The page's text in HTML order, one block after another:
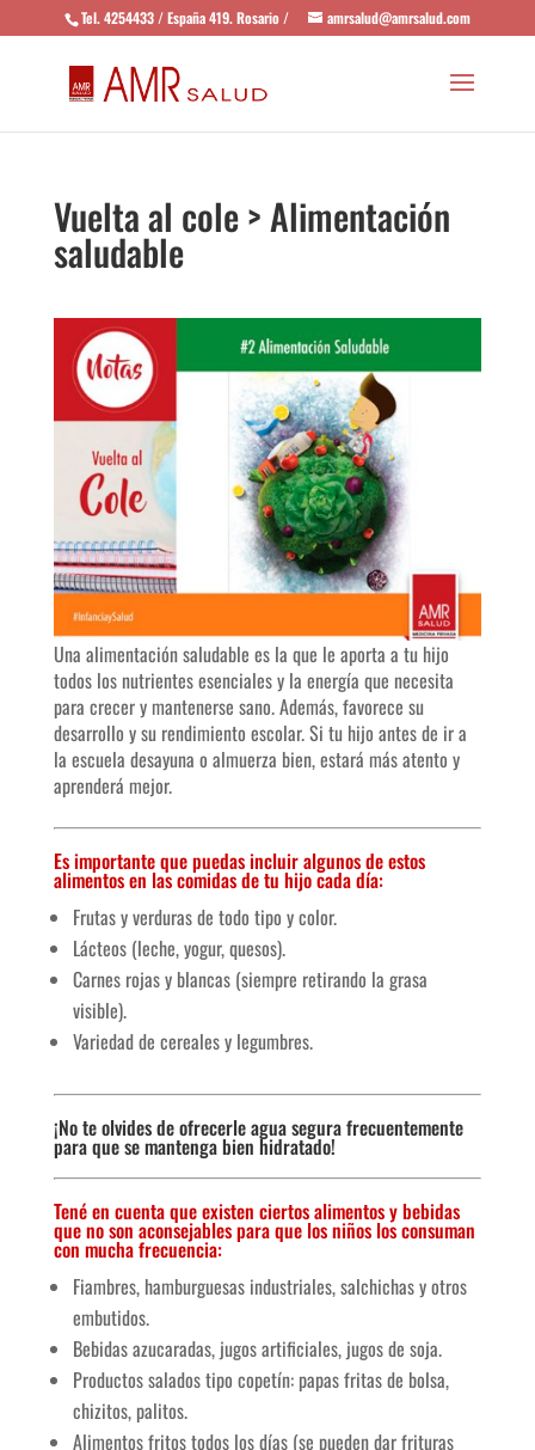
Tel. 4254433 / España 419. Rosario / amrsalud@amrsalud.com
Vuelta al cole > Alimentación
saludable
Una alimentación saludable es la que le aporta a tu hijo
todos los nutrientes esenciales y la energía que necesita
para crecer y mantenerse sano. Además, favorece su
desarrollo y su rendimiento escolar. Si tu hijo antes de ir a
la escuela desayuna o almuerza bien, estará más atento y
aprenderá mejor.
Es importante que puedas incluir algunos de estos
alimentos en las comidas de tu hijo cada día:
Frutas y verduras de todo tipo y color.
Lácteos (leche, yogur, quesos).
Carnes rojas y blancas (siempre retirando la grasa
visible).
Variedad de cereales y legumbres.
¡No te olvides de ofrecerle agua segura frecuentemente
para que se mantenga bien hidratado!
Tené en cuenta que existen ciertos alimentos y bebidas
que no son aconsejables para que los niños los consuman
con mucha frecuencia:
Fiambres, hamburguesas industriales, salchichas y otros
embutidos.
Bebidas azucaradas, jugos artificiales, jugos de soja.
Productos salados tipo copetín: papas fritas de bolsa,
chizitos, palitos.
Alimentos fritos todos los días (se pueden dar frituras